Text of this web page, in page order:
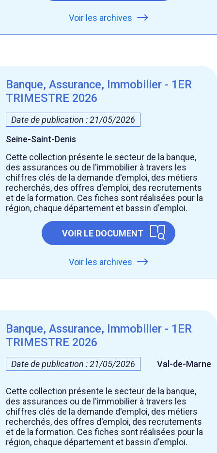
Voir les archives
Banque, Assurance, Immobilier - 1ER
TRIMESTRE 2026
Date de publication : 21/05/2026
Seine-Saint-Denis
Cette collection présente le secteur de la banque,
des assurances ou de l'immobilier à travers les
chiffres clés de la demande d'emploi, des métiers
recherchés, des offres d'emploi, des recrutements
et de la formation. Ces fiches sont réalisées pour la
région, chaque département et bassin d'emploi.
VOIR LE DOCUMENT
Voir les archives
Banque, Assurance, Immobilier - 1ER
TRIMESTRE 2026
Date de publication : 21/05/2026 Val-de-Marne
Cette collection présente le secteur de la banque,
des assurances ou de l'immobilier à travers les
chiffres clés de la demande d'emploi, des métiers
recherchés, des offres d'emploi, des recrutements
et de la formation. Ces fiches sont réalisées pour la
région, chaque département et bassin d'emploi.